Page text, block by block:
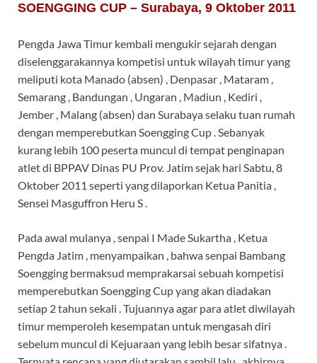
e
b
o
o
k
itt
er
at
s
A
p
p
e
gr
a
m
e ar
e
SOENGGING CUP – Surabaya, 9 Oktober 2011
Pengda Jawa Timur kembali mengukir sejarah dengan
diselenggarakannya kompetisi untuk wilayah timur yang
meliputi kota Manado (absen) , Denpasar , Mataram ,
Semarang , Bandungan , Ungaran , Madiun , Kediri ,
Jember , Malang (absen) dan Surabaya selaku tuan rumah
dengan memperebutkan Soengging Cup . Sebanyak
kurang lebih 100 peserta muncul di tempat penginapan
atlet di BPPAV Dinas PU Prov. Jatim sejak hari Sabtu, 8
Oktober 2011 seperti yang dilaporkan Ketua Panitia ,
Sensei Masguffron Heru S .
Pada awal mulanya , senpai I Made Sukartha , Ketua
Pengda Jatim , menyampaikan , bahwa senpai Bambang
Soengging bermaksud memprakarsai sebuah kompetisi
memperebutkan Soengging Cup yang akan diadakan
setiap 2 tahun sekali . Tujuannya agar para atlet diwilayah
timur memperoleh kesempatan untuk mengasah diri
sebelum muncul di Kejuaraan yang lebih besar sifatnya .